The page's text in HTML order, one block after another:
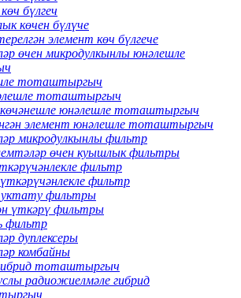
бүлгеч
көчен бүлүче
элемент көч бүлгече
өчен микродулкынлы юнәлешле
тоташтыргыч
тоташтыргыч
юнәлешле тоташтыргыч
элемент юнәлешле тоташтыргыч
микродулкынлы фильтр
өчен куышлык фильтры
фильтр
фильтр
фильтры
үткәрү фильтры
фильтр
дуплексеры
комбайны
тоташтыргыч
радиожиелмәле гибрид